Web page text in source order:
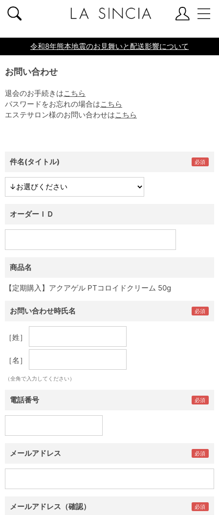
共通ヘッダー
令和8年熊本地震のお見舞いと配送影響について
お問い合わせ
退会のお手続きはこちら
パスワードをお忘れの場合はこちら
エステサロン様のお問い合わせはこちら
件名(タイトル)
オーダーＩＤ
商品名
【定期購入】アクアゲル PTコロイドクリーム 50g
お問い合わせ時氏名
［姓］
［名］
（全角で入力してください）
電話番号
メールアドレス
メールアドレス（確認）